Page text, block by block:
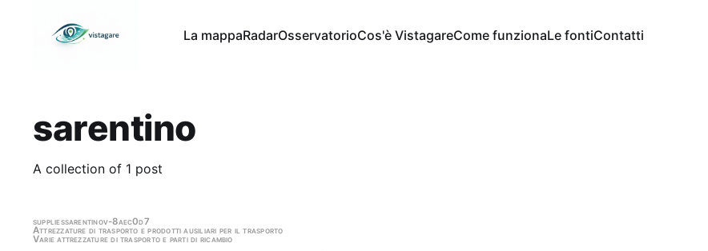
La mappaRadarOsservatorioCos'è VistagareCome funzionaLe fontiContatti
sarentino
A collection of 1 post
suppliessarentinov-8aec0d7
Attrezzature di trasporto e prodotti ausiliari per il trasporto
Varie attrezzature di trasporto e parti di ricambio